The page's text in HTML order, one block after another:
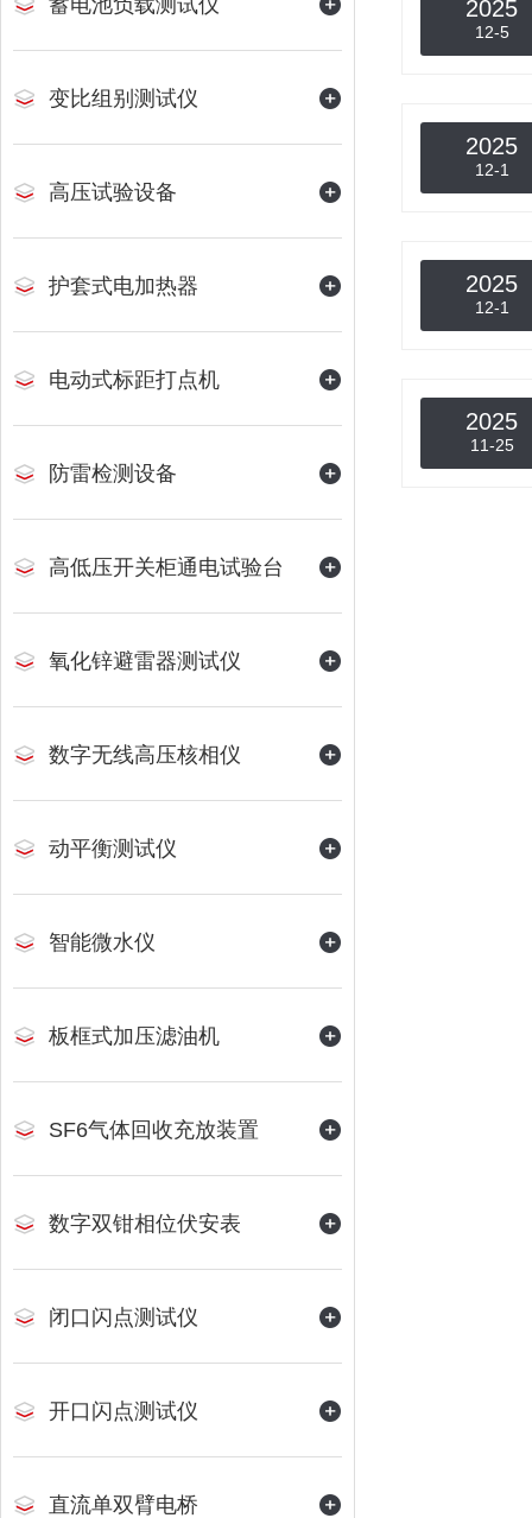
蓄电池负载测试仪
变比组别测试仪
高压试验设备
护套式电加热器
电动式标距打点机
防雷检测设备
高低压开关柜通电试验台
氧化锌避雷器测试仪
数字无线高压核相仪
动平衡测试仪
智能微水仪
板框式加压滤油机
SF6气体回收充放装置
数字双钳相位伏安表
闭口闪点测试仪
开口闪点测试仪
直流单双臂电桥
2025
12-5
2025
12-1
2025
12-1
2025
11-25